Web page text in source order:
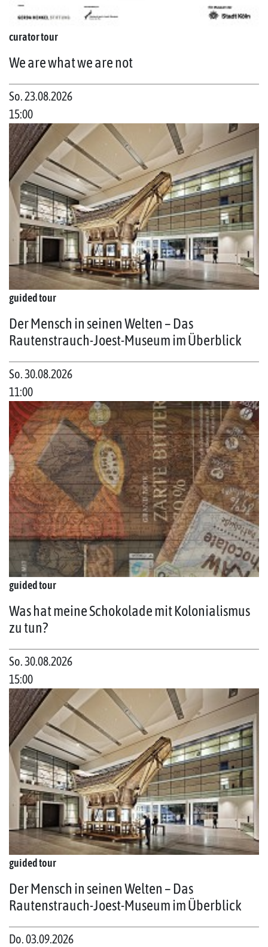
curator tour
We are what we are not
So. 23.08.2026
15:00
guided tour
Der Mensch in seinen Welten – Das
Rautenstrauch-Joest-Museum im Überblick
So. 30.08.2026
11:00
guided tour
Was hat meine Schokolade mit Kolonialismus
zu tun?
So. 30.08.2026
15:00
guided tour
Der Mensch in seinen Welten – Das
Rautenstrauch-Joest-Museum im Überblick
Do. 03.09.2026